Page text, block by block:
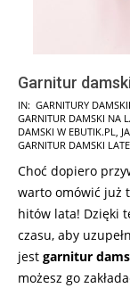
Garnitur
2026-
05-
14
IN: GARNITURY
GARNITUR DAMSKI NA
DAMSKI W EBUTIK.PL,
GARNITUR DAMSKI
Choć dopiero
warto omówić już
hitów lata! Dzięki
czasu, aby
jest garnitur
możesz go